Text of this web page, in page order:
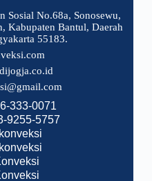
Sosial No.68a, Sonosewu,
Kabupaten Bantul, Daerah
55183.
333-0071
9255-5757